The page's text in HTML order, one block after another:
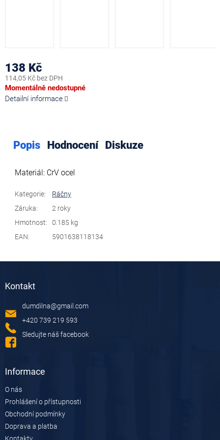
138 Kč
114,05 Kč bez DPH
Měrná
cena:
Momentálně nedostupné
Detailní informace
Popis Hodnocení Diskuze
Materiál: CrV ocel
Kategorie:
Ráčny
Záruka:
2 roky
Hmotnost:
0.185 kg
EAN: 5901638118134
Kontakt
dumdilna@gmail.com
+420 739 219 593
Sledujte náš facebook
Informace
O nás
Prohlášení o přístupnosti
Obchodní podmínky
Doprava a platba